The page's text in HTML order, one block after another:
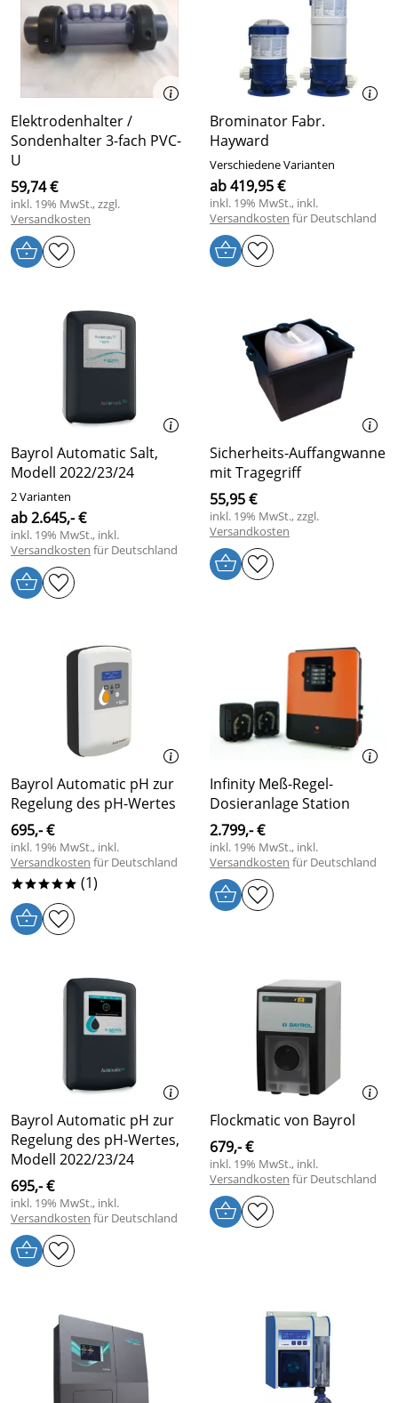
Elektrodenhalter /
Sondenhalter 3-fach PVC-
U
59,74 €
inkl. 19% MwSt., zzgl.
Versandkosten
Brominator Fabr.
Hayward
Verschiedene Varianten
ab 419,95 €
inkl. 19% MwSt., inkl.
Versandkosten für Deutschland
Bayrol Automatic Salt,
Modell 2022/23/24
2 Varianten
ab 2.645,- €
inkl. 19% MwSt., inkl.
Versandkosten für Deutschland
Sicherheits-Auffangwanne
mit Tragegriff
55,95 €
inkl. 19% MwSt., zzgl.
Versandkosten
Bayrol Automatic pH zur
Regelung des pH-Wertes
695,- €
inkl. 19% MwSt., inkl.
Versandkosten für Deutschland
***** (1)
Infinity Meß-Regel-
Dosieranlage Station
2.799,- €
inkl. 19% MwSt., inkl.
Versandkosten für Deutschland
Bayrol Automatic pH zur
Regelung des pH-Wertes,
Modell 2022/23/24
695,- €
inkl. 19% MwSt., inkl.
Versandkosten für Deutschland
Flockmatic von Bayrol
679,- €
inkl. 19% MwSt., inkl.
Versandkosten für Deutschland